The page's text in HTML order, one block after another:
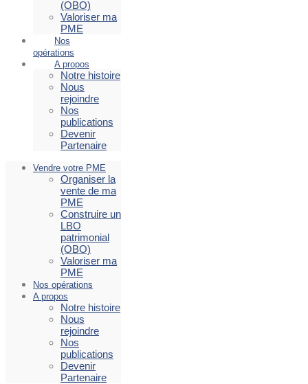
(OBO)
Valoriser ma
PME
Nos
opérations
A propos
Notre histoire
Nous
rejoindre
Nos
publications
Devenir
Partenaire
Vendre votre PME
Organiser la
vente de ma
PME
Construire un
LBO
patrimonial
(OBO)
Valoriser ma
PME
Nos opérations
A propos
Notre histoire
Nous
rejoindre
Nos
publications
Devenir
Partenaire